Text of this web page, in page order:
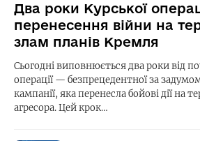
Два роки Курської
перенесення війни на
злам планів Кремля
Сьогодні виповнюється два роки від
операції — безпрецедентної за
кампанії, яка перенесла бойові дії на
агресора. Цей крок…